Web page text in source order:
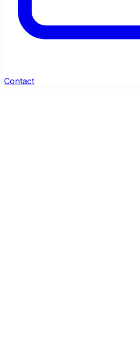
Contact